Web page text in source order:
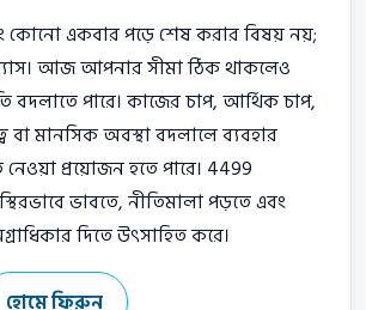
কোনো একবার পড়ে শেষ করার বিষয় নয়;
আজ আপনার সীমা ঠিক থাকলেও
বদলাতে পারে। কাজের চাপ, আর্থিক চাপ,
বা মানসিক অবস্থা বদলালে ব্যবহার
প্রয়োজন হতে পারে। 4499
ভাবতে, নীতিমালা পড়তে এবং
দিতে উৎসাহিত করে।
হোমে ফিরুন